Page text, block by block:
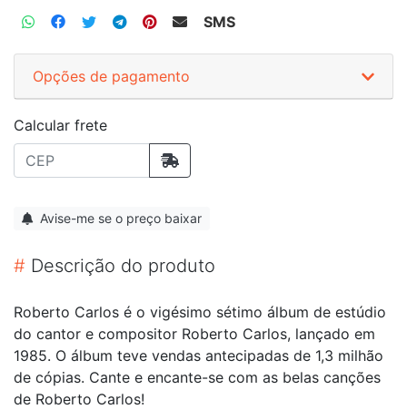
SMS
Opções de pagamento
Calcular frete
Avise-me se o preço baixar
# Descrição do produto
Roberto Carlos é o vigésimo sétimo álbum de estúdio
do cantor e compositor Roberto Carlos, lançado em
1985. O álbum teve vendas antecipadas de 1,3 milhão
de cópias. Cante e encante-se com as belas canções
de Roberto Carlos!